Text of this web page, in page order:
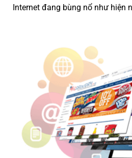
Internet đang bùng nổ như hiện